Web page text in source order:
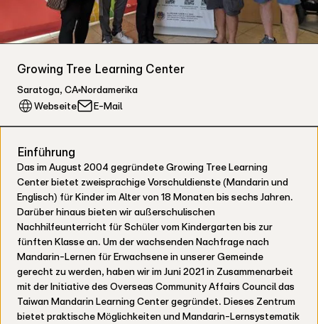
Growing Tree Learning Center
Saratoga, CA Nordamerika
Webseite
E-Mail
Einführung
Das im August 2004 gegründete Growing Tree Learning
Center bietet zweisprachige Vorschuldienste (Mandarin und
Englisch) für Kinder im Alter von 18 Monaten bis sechs Jahren.
Darüber hinaus bieten wir außerschulischen
Nachhilfeunterricht für Schüler vom Kindergarten bis zur
fünften Klasse an. Um der wachsenden Nachfrage nach
Mandarin-Lernen für Erwachsene in unserer Gemeinde
gerecht zu werden, haben wir im Juni 2021 in Zusammenarbeit
mit der Initiative des Overseas Community Affairs Council das
Taiwan Mandarin Learning Center gegründet. Dieses Zentrum
bietet praktische Möglichkeiten und Mandarin-Lernsystematik